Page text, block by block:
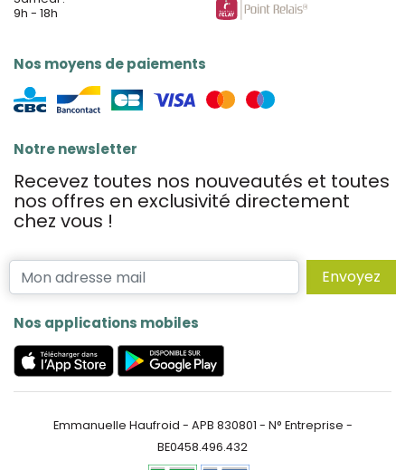
9h - 18h
Nos moyens de paiements
Notre newsletter
Recevez toutes nos nouveautés et toutes
nos offres en exclusivité directement
chez vous !
Envoyez
Nos applications mobiles
Emmanuelle Haufroid - APB 830801 - N° Entreprise -
BE0458.496.432